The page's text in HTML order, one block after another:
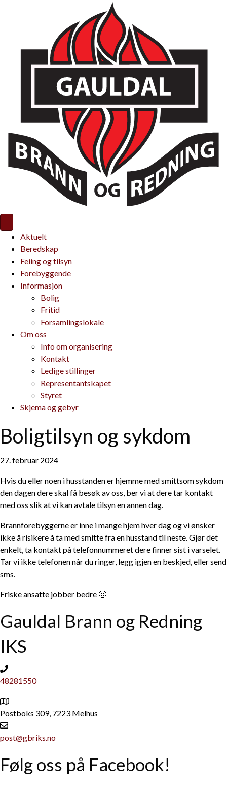
Aktuelt
Beredskap
Feiing og tilsyn
Forebyggende
Informasjon
Bolig
Fritid
Forsamlingslokale
Om oss
Info om organisering
Kontakt
Ledige stillinger
Representantskapet
Styret
Skjema og gebyr
Boligtilsyn og sykdom
27. februar 2024
Hvis du eller noen i husstanden er hjemme med smittsom sykdom
den dagen dere skal få besøk av oss, ber vi at dere tar kontakt
med oss slik at vi kan avtale tilsyn en annen dag.
Brannforebyggerne er inne i mange hjem hver dag og vi ønsker
ikke å risikere å ta med smitte fra en husstand til neste. Gjør det
enkelt, ta kontakt på telefonnummeret dere finner sist i varselet.
Tar vi ikke telefonen når du ringer, legg igjen en beskjed, eller send
sms.
Friske ansatte jobber bedre 🙂
Gauldal Brann og Redning
IKS
48281550
Postboks 309, 7223 Melhus
post@gbriks.no
Følg oss på Facebook!